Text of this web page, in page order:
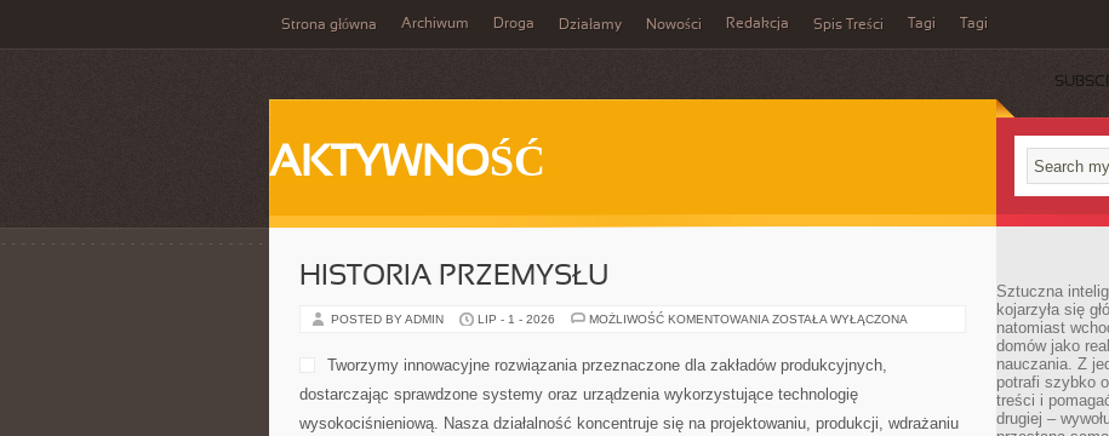
Strona główna Archiwum Droga Działamy Nowości Redakcja Spis Treści Tagi Tagi
AKTYWNOŚĆ
HISTORIA PRZEMYSŁU
POSTED BY ADMIN LIP - 1 - 2026 MOŻLIWOŚĆ KOMENTOWANIA HISTORIA
ZOSTAŁA WYŁĄCZONA
Tworzymy innowacyjne rozwiązania przeznaczone dla zakładów produkcyjnych,
dostarczając sprawdzone systemy oraz urządzenia wykorzystujące technologię
wysokociśnieniową. Nasza działalność koncentruje się na projektowaniu, produkcji, wdrażaniu
Sztuczna
kojarzyła się
natomiast
domów jako
nauczania. Z
potrafi szybko
treści i
drugiej –